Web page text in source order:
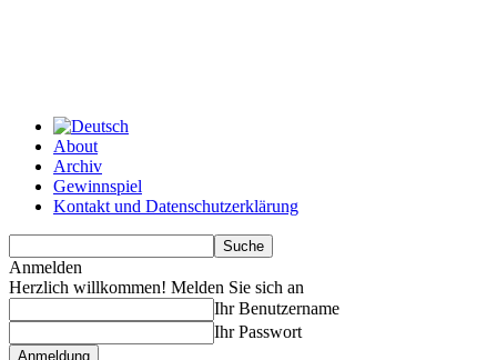
About
Archiv
Gewinnspiel
Kontakt und Datenschutzerklärung
Anmelden
Herzlich willkommen! Melden Sie sich an
Ihr Benutzername
Ihr Passwort